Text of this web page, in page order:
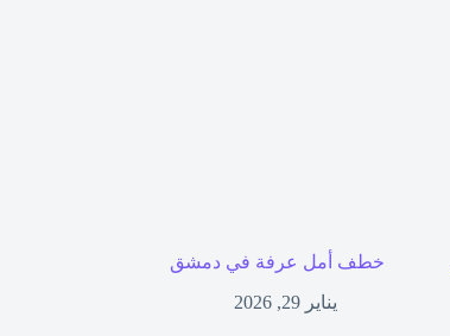
خطف أمل عرفة في دمشق
يناير 29, 2026